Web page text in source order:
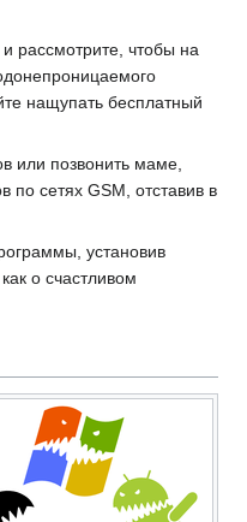
рассмотрите, чтобы на
нащупать бесплатный
или позвонить маме,
по сетях GSM, отставив в
установив
о счастливом